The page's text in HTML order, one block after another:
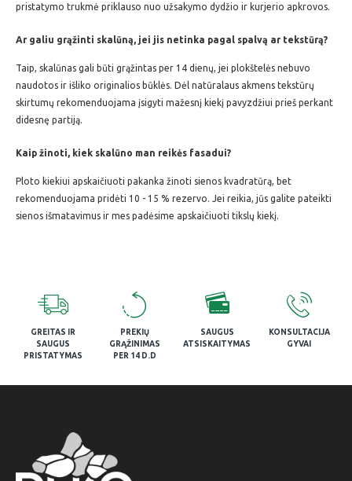
pristatymo trukmė priklauso nuo užsakymo dydžio ir kurjerio apkrovos.
Ar galiu grąžinti skalūną, jei jis netinka pagal spalvą ar tekstūrą?
Taip, skalūnas gali būti grąžintas per 14 dienų, jei plokštelės nebuvo
naudotos ir išliko originalios būklės. Dėl natūralaus akmens tekstūrų
skirtumų rekomenduojama įsigyti mažesnį kiekį pavyzdžiui prieš perkant
didesnę partiją.
Kaip žinoti, kiek skalūno man reikės fasadui?
Ploto kiekiui apskaičiuoti pakanka žinoti sienos kvadratūrą, bet
rekomenduojama pridėti 10 - 15 % rezervo. Jei reikia, jūs galite pateikti
sienos išmatavimus ir mes padėsime apskaičiuoti tikslų kiekį.
GREITAS IR
SAUGUS
PRISTATYMAS
PREKIŲ
GRĄŽINIMAS
PER 14 D.D
SAUGUS
ATSISKAITYMAS
KONSULTACIJA
GYVAI